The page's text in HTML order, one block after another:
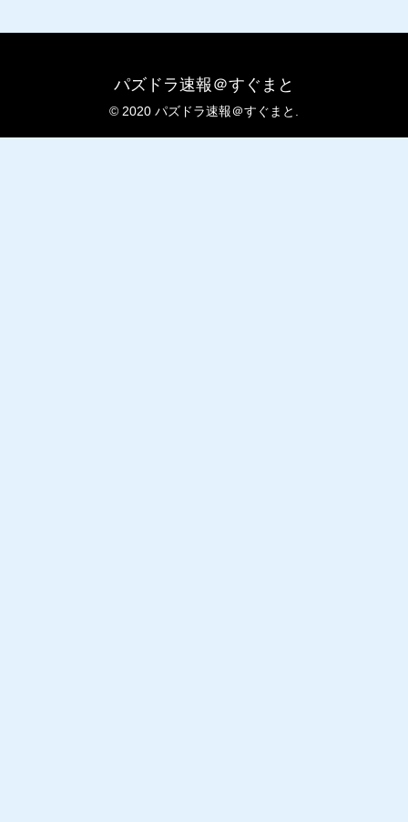
パズドラ速報＠すぐまと
© 2020 パズドラ速報＠すぐまと.